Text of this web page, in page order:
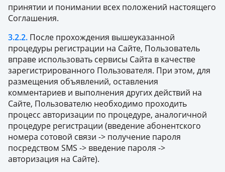
принятии и понимании всех положений настоящего
Соглашения.
3.2.2. После прохождения вышеуказанной
процедуры регистрации на Сайте, Пользователь
вправе использовать сервисы Сайта в качестве
зарегистрированного Пользователя. При этом, для
размещения объявлений, оставления
комментариев и выполнения других действий на
Сайте, Пользователю необходимо проходить
процесс авторизации по процедуре, аналогичной
процедуре регистрации (введение абонентского
номера сотовой связи -> получение пароля
посредством SMS -> введение пароля ->
авторизация на Сайте).